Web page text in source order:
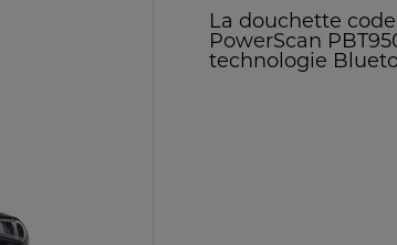
La douchette
PowerScan
technologie